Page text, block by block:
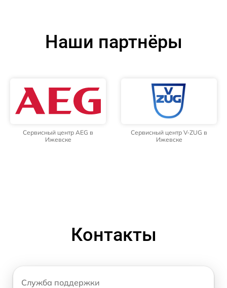
Наши партнёры
Сервисный центр AEG в
Ижевске
Сервисный центр V-ZUG в
Ижевске
Контакты
Служба поддержки